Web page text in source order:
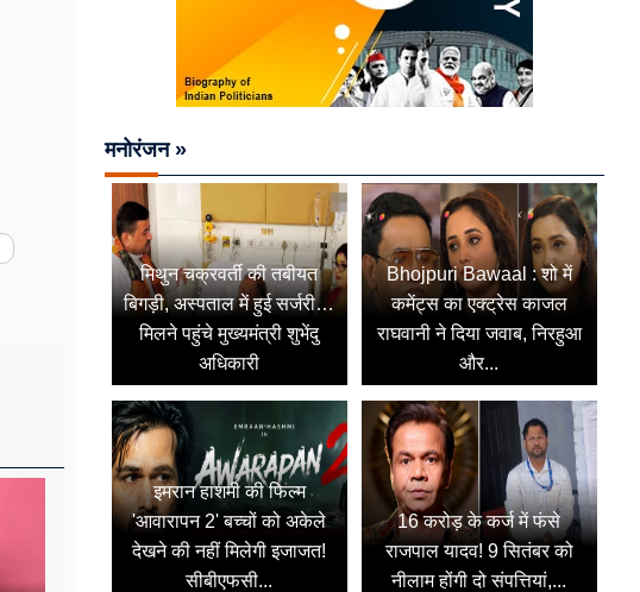
मनोरंजन »
मिथुन चक्रवर्ती की तबीयत
बिगड़ी, अस्पताल में हुई सर्जरी…
मिलने पहुंचे मुख्यमंत्री शुभेंदु
अधिकारी
Bhojpuri Bawaal : शो में
कमेंट्स का एक्ट्रेस काजल
राघवानी ने दिया जवाब, निरहुआ
और...
इमरान हाशमी की फिल्म
'आवारापन 2' बच्चों को अकेले
देखने की नहीं मिलेगी इजाजत!
सीबीएफसी...
16 करोड़ के कर्ज में फंसे
राजपाल यादव! 9 सितंबर को
नीलाम होंगी दो संपत्तियां,...